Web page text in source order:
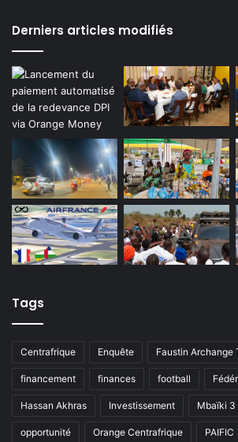
Derniers articles modifiés
Tags
Centrafrique Enquête Faustin Archange
financement finances football
Hassan Akhras Investissement Mbaïki 3
opportunité Orange Centrafrique PAIFIC